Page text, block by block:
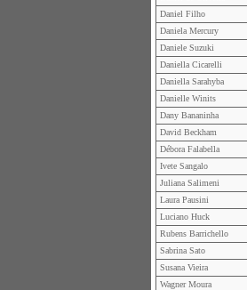
Daniel Filho
Daniela Mercury
Daniele Suzuki
Daniella Cicarelli
Daniella Sarahyba
Danielle Winits
Dany Bananinha
David Beckham
Débora Falabella
Ivete Sangalo
Juliana Salimeni
Laura Pausini
Luciano Huck
Rubens Barrichello
Sabrina Sato
Susana Vieira
Wagner Moura